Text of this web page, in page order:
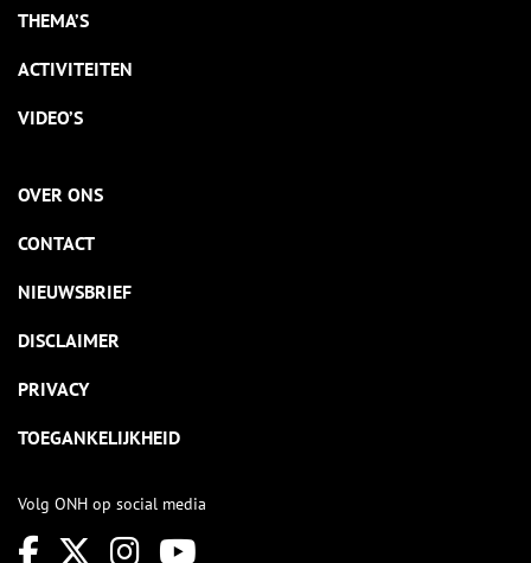
THEMA’S
ACTIVITEITEN
VIDEO’S
OVER ONS
CONTACT
NIEUWSBRIEF
DISCLAIMER
PRIVACY
TOEGANKELIJKHEID
Volg ONH op social media